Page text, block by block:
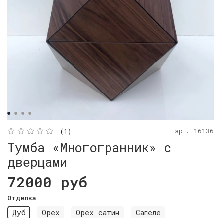
(1) арт. 16136
Тумба «Многогранник» с
дверцами
72000 руб
Отделка
Дуб Орех Орех сатин
Сапеле